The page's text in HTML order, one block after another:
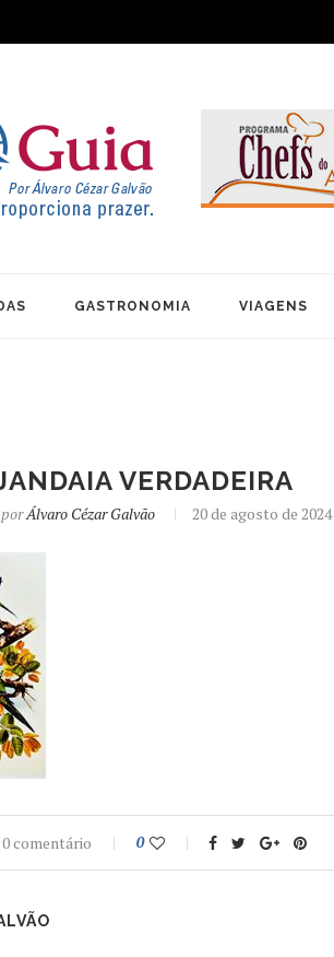
GASTRONOMIA VIAGENS
VERDADEIRA
porÁlvaro Cézar Galvão 20 de agosto de 2024
0 comentário 0